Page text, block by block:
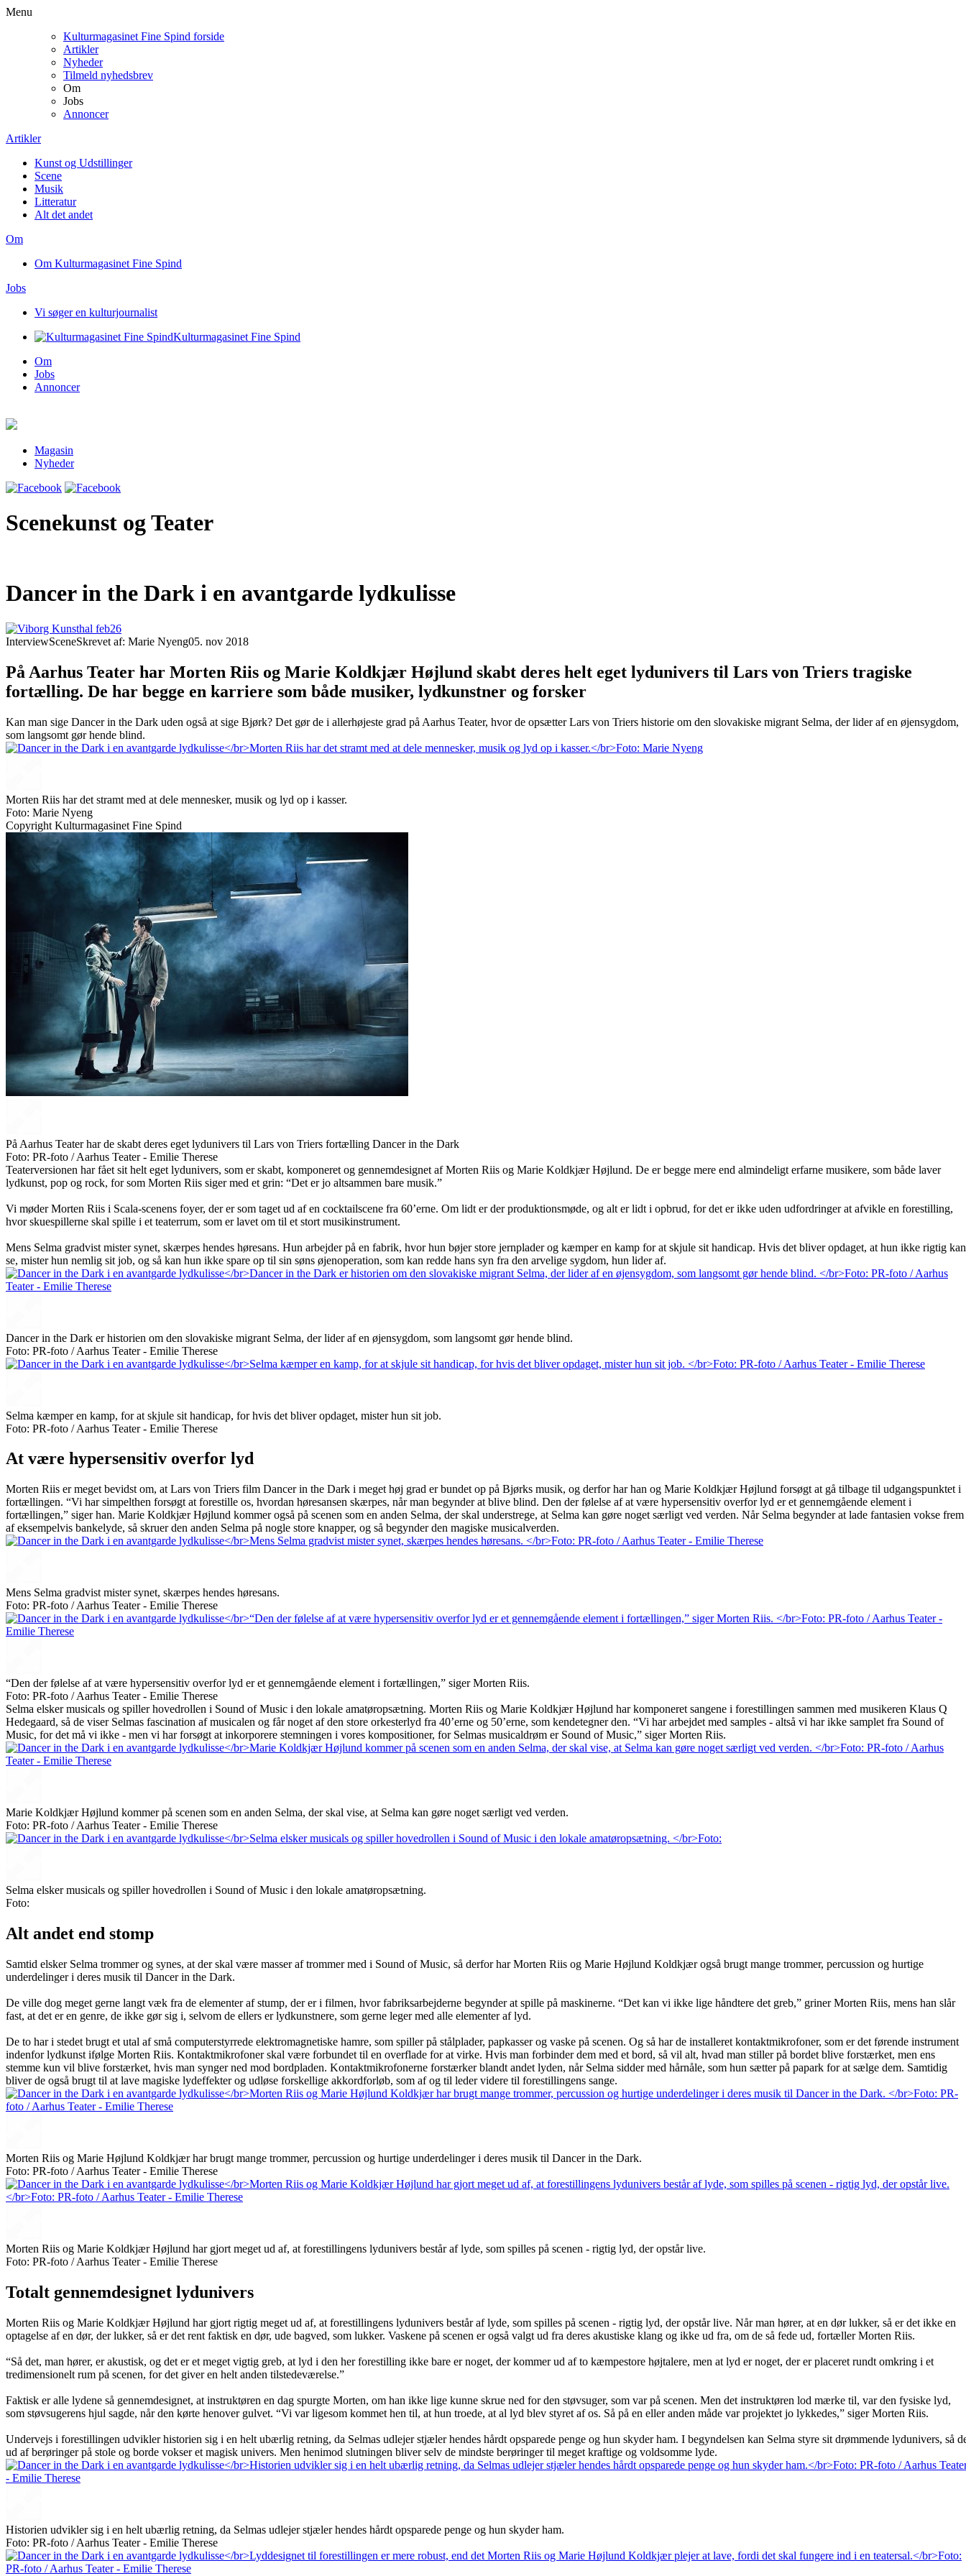
Menu
Kulturmagasinet Fine Spind forside
Artikler
Nyheder
Tilmeld nyhedsbrev
Om
Jobs
Annoncer
Artikler
Kunst og Udstillinger
Scene
Musik
Litteratur
Alt det andet
Om
Om Kulturmagasinet Fine Spind
Jobs
Vi søger en kulturjournalist
Kulturmagasinet Fine Spind
Om
Jobs
Annoncer
Magasin
Nyheder
Scenekunst og Teater
Dancer in the Dark i en avantgarde lydkulisse
InterviewSceneSkrevet af: Marie Nyeng05. nov 2018
På Aarhus Teater har Morten Riis og Marie Koldkjær Højlund skabt deres helt eget lydunivers til Lars von Triers tragiske
fortælling. De har begge en karriere som både musiker, lydkunstner og forsker
Kan man sige Dancer in the Dark uden også at sige Bjørk? Det gør de i allerhøjeste grad på Aarhus Teater, hvor de opsætter Lars von Triers historie om den slovakiske migrant Selma, der lider af en øjensygdom,
som langsomt gør hende blind.
Morten Riis har det stramt med at dele mennesker, musik og lyd op i kasser.
Foto: Marie Nyeng
Copyright Kulturmagasinet Fine Spind
På Aarhus Teater har de skabt deres eget lydunivers til Lars von Triers fortælling Dancer in the Dark
Foto: PR-foto / Aarhus Teater - Emilie Therese
Teaterversionen har fået sit helt eget lydunivers, som er skabt, komponeret og gennemdesignet af Morten Riis og Marie Koldkjær Højlund. De er begge mere end almindeligt erfarne musikere, som både laver
lydkunst, pop og rock, for som Morten Riis siger med et grin: “Det er jo altsammen bare musik.”
Vi møder Morten Riis i Scala-scenens foyer, der er som taget ud af en cocktailscene fra 60’erne. Om lidt er der produktionsmøde, og alt er lidt i opbrud, for det er ikke uden udfordringer at afvikle en forestilling,
hvor skuespillerne skal spille i et teaterrum, som er lavet om til et stort musikinstrument.
Mens Selma gradvist mister synet, skærpes hendes høresans. Hun arbejder på en fabrik, hvor hun bøjer store jernplader og kæmper en kamp for at skjule sit handicap. Hvis det bliver opdaget, at hun ikke rigtig kan
se, mister hun nemlig sit job, og så kan hun ikke spare op til sin søns øjenoperation, som kan redde hans syn fra den arvelige sygdom, hun lider af.
Dancer in the Dark er historien om den slovakiske migrant Selma, der lider af en øjensygdom, som langsomt gør hende blind.
Foto: PR-foto / Aarhus Teater - Emilie Therese
Selma kæmper en kamp, for at skjule sit handicap, for hvis det bliver opdaget, mister hun sit job.
Foto: PR-foto / Aarhus Teater - Emilie Therese
At være hypersensitiv overfor lyd
Morten Riis er meget bevidst om, at Lars von Triers film Dancer in the Dark i meget høj grad er bundet op på Bjørks musik, og derfor har han og Marie Koldkjær Højlund forsøgt at gå tilbage til udgangspunktet i
fortællingen. “Vi har simpelthen forsøgt at forestille os, hvordan høresansen skærpes, når man begynder at blive blind. Den der følelse af at være hypersensitiv overfor lyd er et gennemgående element i
fortællingen,” siger han. Marie Koldkjær Højlund kommer også på scenen som en anden Selma, der skal understrege, at Selma kan gøre noget særligt ved verden. Når Selma begynder at lade fantasien vokse frem
af eksempelvis bankelyde, så skruer den anden Selma på nogle store knapper, og så begynder den magiske musicalverden.
Mens Selma gradvist mister synet, skærpes hendes høresans.
Foto: PR-foto / Aarhus Teater - Emilie Therese
“Den der følelse af at være hypersensitiv overfor lyd er et gennemgående element i fortællingen,” siger Morten Riis.
Foto: PR-foto / Aarhus Teater - Emilie Therese
Selma elsker musicals og spiller hovedrollen i Sound of Music i den lokale amatøropsætning. Morten Riis og Marie Koldkjær Højlund har komponeret sangene i forestillingen sammen med musikeren Klaus Q
Hedegaard, så de viser Selmas fascination af musicalen og får noget af den store orkesterlyd fra 40’erne og 50’erne, som kendetegner den. “Vi har arbejdet med samples - altså vi har ikke samplet fra Sound of
Music, for det må vi ikke - men vi har forsøgt at inkorporere stemningen i vores kompositioner, for Selmas musicaldrøm er Sound of Music,” siger Morten Riis.
Marie Koldkjær Højlund kommer på scenen som en anden Selma, der skal vise, at Selma kan gøre noget særligt ved verden.
Foto: PR-foto / Aarhus Teater - Emilie Therese
Selma elsker musicals og spiller hovedrollen i Sound of Music i den lokale amatøropsætning.
Foto:
Alt andet end stomp
Samtid elsker Selma trommer og synes, at der skal være masser af trommer med i Sound of Music, så derfor har Morten Riis og Marie Højlund Koldkjær også brugt mange trommer, percussion og hurtige
underdelinger i deres musik til Dancer in the Dark.
De ville dog meget gerne langt væk fra de elementer af stump, der er i filmen, hvor fabriksarbejderne begynder at spille på maskinerne. “Det kan vi ikke lige håndtere det greb,” griner Morten Riis, mens han slår
fast, at det er en genre, de ikke gør sig i, selvom de ellers er lydkunstnere, som gerne leger med alle elementer af lyd.
De to har i stedet brugt et utal af små computerstyrrede elektromagnetiske hamre, som spiller på stålplader, papkasser og vaske på scenen. Og så har de installeret kontaktmikrofoner, som er det førende instrument
indenfor lydkunst ifølge Morten Riis. Kontaktmikrofoner skal være forbundet til en overflade for at virke. Hvis man forbinder dem med et bord, så vil alt, hvad man stiller på bordet blive forstærket, men ens
stemme kun vil blive forstærket, hvis man synger ned mod bordpladen. Kontaktmikrofonerne forstærker blandt andet lyden, når Selma sidder med hårnåle, som hun sætter på papark for at sælge dem. Samtidig
bliver de også brugt til at lave magiske lydeffekter og udløse forskellige akkordforløb, som af og til leder videre til forestillingens sange.
Morten Riis og Marie Højlund Koldkjær har brugt mange trommer, percussion og hurtige underdelinger i deres musik til Dancer in the Dark.
Foto: PR-foto / Aarhus Teater - Emilie Therese
Morten Riis og Marie Koldkjær Højlund har gjort meget ud af, at forestillingens lydunivers består af lyde, som spilles på scenen - rigtig lyd, der opstår live.
Foto: PR-foto / Aarhus Teater - Emilie Therese
Totalt gennemdesignet lydunivers
Morten Riis og Marie Koldkjær Højlund har gjort rigtig meget ud af, at forestillingens lydunivers består af lyde, som spilles på scenen - rigtig lyd, der opstår live. Når man hører, at en dør lukker, så er det ikke en
optagelse af en dør, der lukker, så er det rent faktisk en dør, ude bagved, som lukker. Vaskene på scenen er også valgt ud fra deres akustiske klang og ikke ud fra, om de så fede ud, fortæller Morten Riis.
“Så det, man hører, er akustisk, og det er et meget vigtig greb, at lyd i den her forestilling ikke bare er noget, der kommer ud af to kæmpestore højtalere, men at lyd er noget, der er placeret rundt omkring i et
tredimensionelt rum på scenen, for det giver en helt anden tilstedeværelse.”
Faktisk er alle lydene så gennemdesignet, at instruktøren en dag spurgte Morten, om han ikke lige kunne skrue ned for den støvsuger, som var på scenen. Men det instruktøren lod mærke til, var den fysiske lyd,
som støvsugerens hjul sagde, når den kørte henover gulvet. “Vi var ligesom kommet hen til, at hun troede, at al lyd blev styret af os. Så på en eller anden måde var projektet jo lykkedes,” siger Morten Riis.
Undervejs i forestillingen udvikler historien sig i en helt ubærlig retning, da Selmas udlejer stjæler hendes hårdt opsparede penge og hun skyder ham. I begyndelsen kan Selma styre sit drømmende lydunivers, så
ud af berøringer på stole og borde vokser et magisk univers. Men henimod slutningen bliver selv de mindste berøringer til meget kraftige og voldsomme lyde.
Historien udvikler sig i en helt ubærlig retning, da Selmas udlejer stjæler hendes hårdt opsparede penge og hun skyder ham.
Foto: PR-foto / Aarhus Teater - Emilie Therese